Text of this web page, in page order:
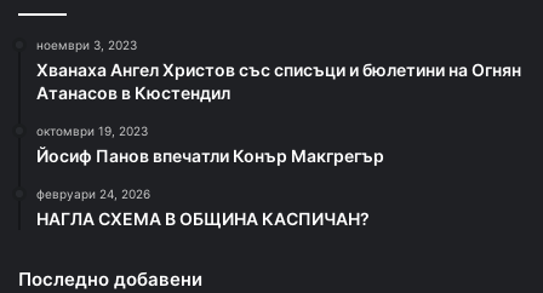
ноември 3, 2023
Хванаха Ангел Христов със списъци и бюлетини на Огнян
Атанасов в Кюстендил
октомври 19, 2023
Йосиф Панов впечатли Конър Макгрегър
февруари 24, 2026
НАГЛА СХЕМА В ОБЩИНА КАСПИЧАН?
Последно добавени